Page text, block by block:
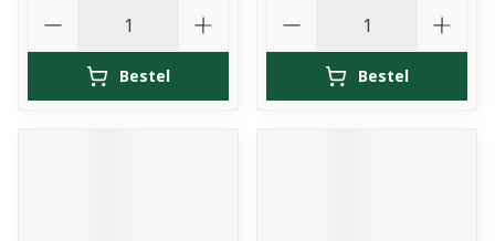
Bestel Bestel